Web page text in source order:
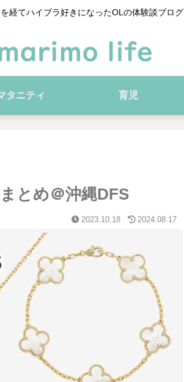
経てハイブラ好きになったOLの体験談ブログ
タニティ 育児
とめ＠沖縄DFS
2023.10.18 2024.08.17